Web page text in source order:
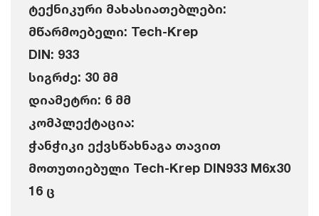
ტექნიკური მახასიათებლები:
მწარმოებელი: Tech-Krep
DIN: 933
სიგრძე: 30 მმ
დიამეტრი: 6 მმ
კომპლექტაცია:
ჭანჭიკი ექვსწახნაგა თავით
მოთუთიებული Tech-Krep DIN933 M6x30
16 ც